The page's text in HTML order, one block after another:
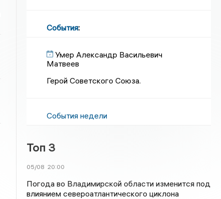
События:
Умер Александр Васильевич
Матвеев
Герой Советского Союза.
События недели
Топ 3
05/08 20:00
Погода во Владимирской области изменится под
влиянием североатлантического циклона